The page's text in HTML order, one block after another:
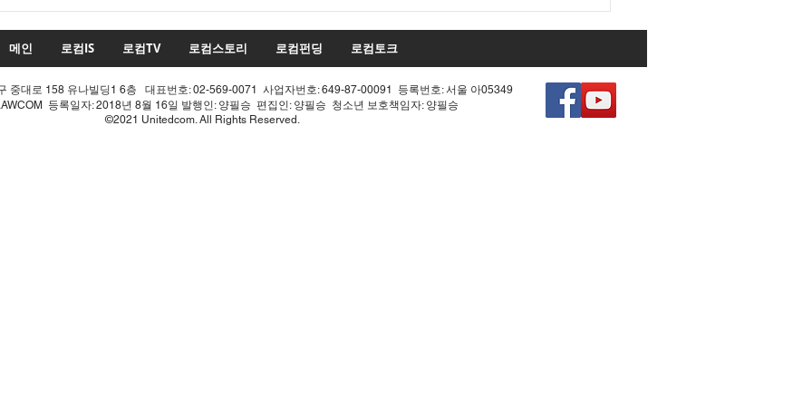
적 쇄신으론 어림없다!
메인 로컴IS 로컴TV 로컴스토리 로컴펀딩 로컴토크
중대로 158 유나빌딩1 6층 대표번호: 02-569-0071 사업자번호: 649-87-00091 등록번호: 서울 아05349
등록일자: 2018년 8월 16일 발행인: 양필승 편집인: 양필승 청소년 보호책임자: 양필승
©2021 Unitedcom. All Rights Reserved.